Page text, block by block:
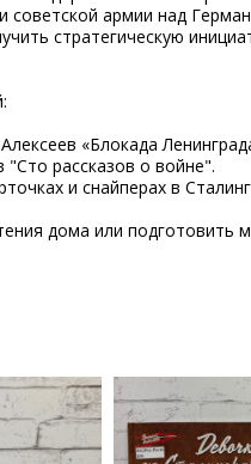
советской армии над
стратегическую
«Блокада
рассказов о войне".
и снайперах в
дома или подготовить